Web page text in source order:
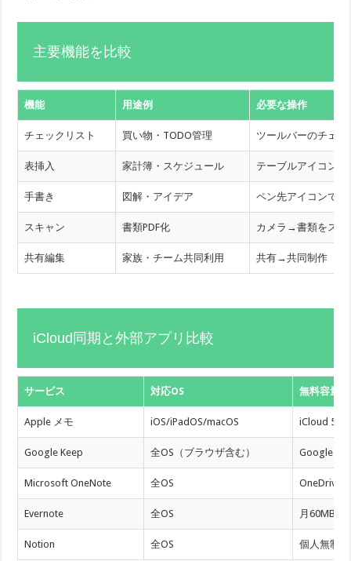
主要機能を比較
機能 用途例 必要な操作
チェックリスト 買い物・TODO管理 ツールバーのチェ
表挿入 家計簿・スケジュール テーブルアイコンを
手書き 図解・アイデア ペン先アイコンで切
スキャン 書類PDF化 カメラ→書類をスキ
共有編集 家族・チーム共同利用 共有→共同制作
iCloud同期と外部アプリ比較
サービス 対応OS 無料容量
Apple メモ iOS/iPadOS/macOS iCloud 5GB
Google Keep 全OS（ブラウザ含む） Googleド
Microsoft OneNote 全OS OneDrive
Evernote 全OS 月60MBア
Notion 全OS 個人無制限